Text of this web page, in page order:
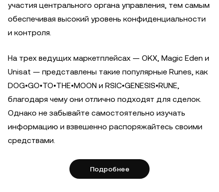
участия центрального органа управления, тем самым
обеспечивая высокий уровень конфиденциальности
и контроля.
На трех ведущих маркетплейсах — OKX, Magic Eden и
Unisat — представлены такие популярные Runes, как
DOG•GO•TO•THE•MOON и RSIC•GENESIS•RUNE,
благодаря чему они отлично подходят для сделок.
Однако не забывайте самостоятельно изучать
информацию и взвешенно распоряжайтесь своими
средствами.
Подробнее